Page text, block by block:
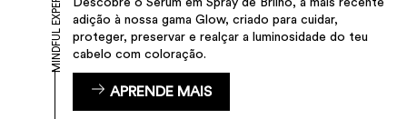
adição à nossa gama Glow, criado para cuidar,
proteger, preservar e realçar a luminosidade do teu
cabelo com coloração.
APRENDE MAIS